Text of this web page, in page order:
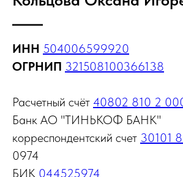
ИНН 504006599920
ОГРНИП 321508100366138
Расчетный счёт 40802 810 2
Банк АО "ТИНЬКОФ БАНК"
корреспондентский счет 30101
0974
БИК 044525974